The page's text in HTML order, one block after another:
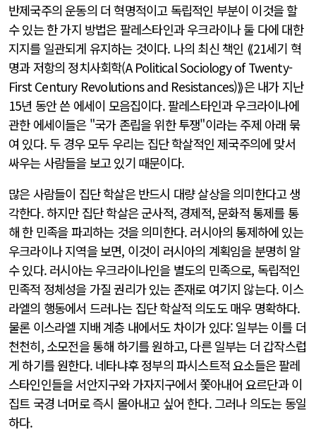
반제국주의 운동의 더 혁명적이고 독립적인 부분이 이것을 할
수 있는 한 가지 방법은 팔레스타인과 우크라이나 둘 다에 대한
지지를 일관되게 유지하는 것이다. 나의 최신 책인 ⟪21세기 혁
명과 저항의 정치사회학(A Political Sociology of Twenty-
First Century Revolutions and Resistances)⟫은 내가 지난
15년 동안 쓴 에세이 모음집이다. 팔레스타인과 우크라이나에
관한 에세이들은 "국가 존립을 위한 투쟁"이라는 주제 아래 묶
여 있다. 두 경우 모두 우리는 집단 학살적인 제국주의에 맞서
싸우는 사람들을 보고 있기 때문이다.
많은 사람들이 집단 학살은 반드시 대량 살상을 의미한다고 생
각한다. 하지만 집단 학살은 군사적, 경제적, 문화적 통제를 통
해 한 민족을 파괴하는 것을 의미한다. 러시아의 통제하에 있는
우크라이나 지역을 보면, 이것이 러시아의 계획임을 분명히 알
수 있다. 러시아는 우크라이나인을 별도의 민족으로, 독립적인
민족적 정체성을 가질 권리가 있는 존재로 여기지 않는다. 이스
라엘의 행동에서 드러나는 집단 학살적 의도도 매우 명확하다.
물론 이스라엘 지배 계층 내에서도 차이가 있다: 일부는 이를 더
천천히, 소모전을 통해 하기를 원하고, 다른 일부는 더 갑작스럽
게 하기를 원한다. 네타냐후 정부의 파시스트적 요소들은 팔레
스타인인들을 서안지구와 가자지구에서 쫓아내어 요르단과 이
집트 국경 너머로 즉시 몰아내고 싶어 한다. 그러나 의도는 동일
하다.